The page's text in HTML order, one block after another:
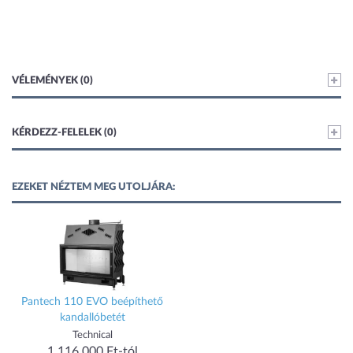
VÉLEMÉNYEK (0)
KÉRDEZZ-FELELEK (0)
EZEKET NÉZTEM MEG UTOLJÁRA:
Pantech 110 EVO beépíthető
kandallóbetét
Technical